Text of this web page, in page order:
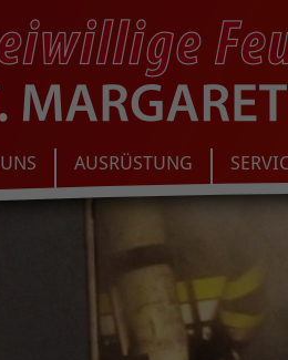
AUSRÜSTUNG